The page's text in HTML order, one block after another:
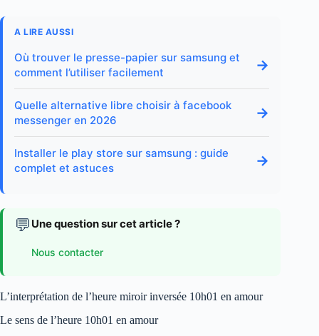
A LIRE AUSSI
Où trouver le presse-papier sur samsung et
comment l’utiliser facilement
→
Quelle alternative libre choisir à facebook
messenger en 2026
→
Installer le play store sur samsung : guide
complet et astuces
→
💬 Une question sur cet article ?
Nous contacter
L’interprétation de l’heure miroir inversée 10h01 en amour
Le sens de l’heure 10h01 en amour